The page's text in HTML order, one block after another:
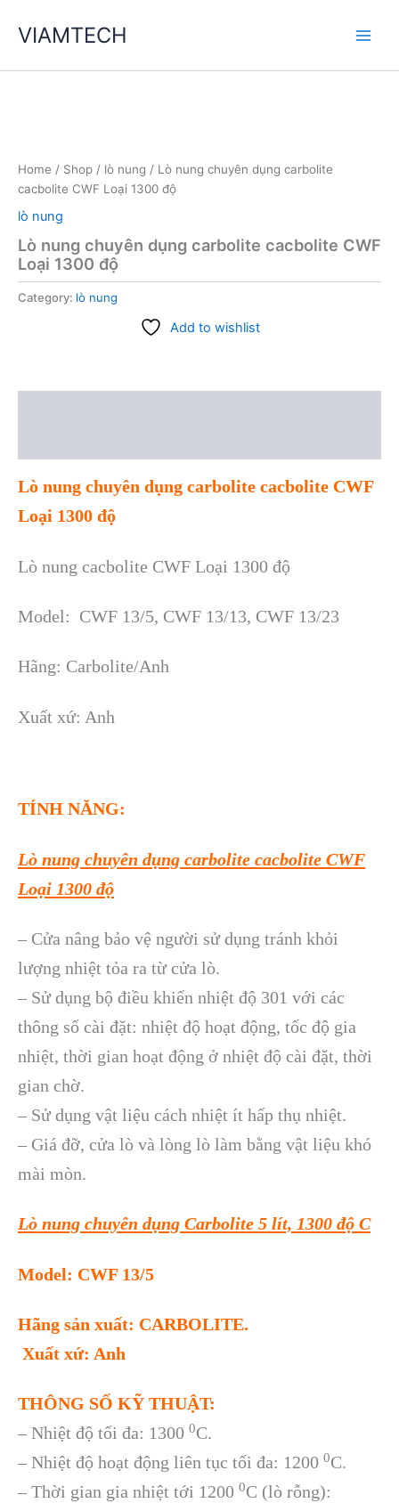
VIAMTECH
Home / Shop / lò nung / Lò nung chuyên dụng carbolite
cacbolite CWF Loại 1300 độ
lò nung
Lò nung chuyên dụng carbolite cacbolite CWF
Loại 1300 độ
Category: lò nung
Add to wishlist
Lò nung chuyên dụng carbolite cacbolite CWF
Loại 1300 độ
Lò nung cacbolite CWF Loại 1300 độ
Model: CWF 13/5, CWF 13/13, CWF 13/23
Hãng: Carbolite/Anh
Xuất xứ: Anh
TÍNH NĂNG:
Lò nung chuyên dụng carbolite cacbolite CWF
Loại 1300 độ
– Cửa nâng bảo vệ người sử dụng tránh khỏi
lượng nhiệt tỏa ra từ cửa lò.
– Sử dụng bộ điều khiển nhiệt độ 301 với các
thông số cài đặt: nhiệt độ hoạt động, tốc độ gia
nhiệt, thời gian hoạt động ở nhiệt độ cài đặt, thời
gian chờ.
– Sử dụng vật liệu cách nhiệt ít hấp thụ nhiệt.
– Giá đỡ, cửa lò và lòng lò làm bằng vật liệu khó
mài mòn.
Lò nung chuyên dụng Carbolite 5 lít, 1300 độ C
Model: CWF 13/5
Hãng sản xuất: CARBOLITE.
Xuất xứ: Anh
THÔNG SỐ KỸ THUẬT:
– Nhiệt độ tối đa: 1300 0C.
– Nhiệt độ hoạt động liên tục tối đa: 1200 0C.
– Thời gian gia nhiệt tới 1200 0C (lò rỗng):